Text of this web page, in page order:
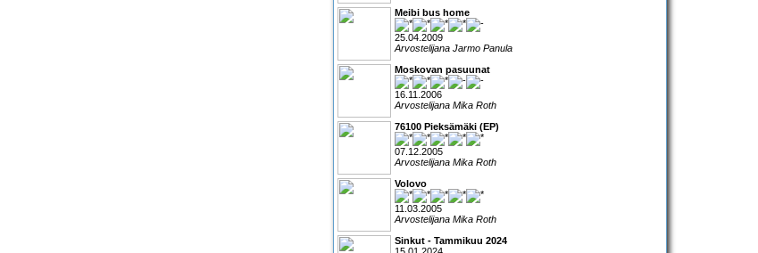
Meibi bus home
25.04.2009
Arvostelijana Jarmo Panula
Moskovan pasuunat
16.11.2006
Arvostelijana Mika Roth
76100 Pieksämäki (EP)
07.12.2005
Arvostelijana Mika Roth
Volovo
11.03.2005
Arvostelijana Mika Roth
Sinkut - Tammikuu 2024